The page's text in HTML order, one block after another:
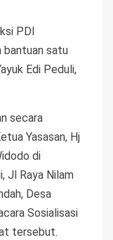
PDI
bantuan satu
Edi Peduli,
secara
Yasasan, Hj
di
Jl Raya Nilam
Desa
Sosialisasi
tersebut.